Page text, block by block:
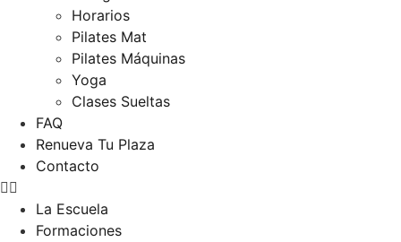
Horarios
Pilates Mat
Pilates Máquinas
Yoga
Clases Sueltas
FAQ
Renueva Tu Plaza
Contacto
La Escuela
Formaciones